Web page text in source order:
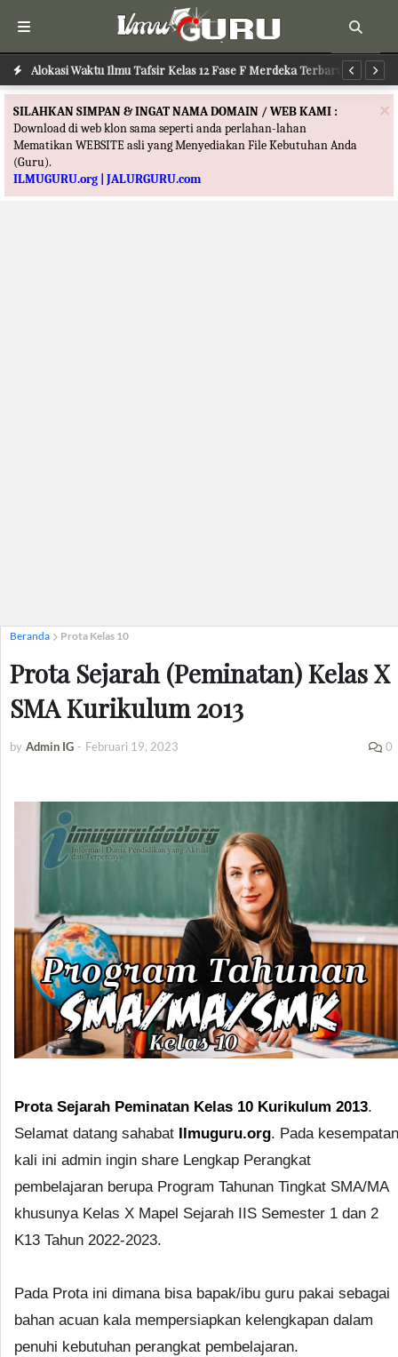
Alokasi Waktu Ilmu Tafsir Kelas 12 Fase F Merdeka Terbaru
×
SILAHKAN SIMPAN & INGAT NAMA DOMAIN / WEB KAMI :
Download di web klon sama seperti anda perlahan-lahan
Mematikan WEBSITE asli yang Menyediakan File Kebutuhan Anda
(Guru).
ILMUGURU.org | JALURGURU.com
Beranda Prota Kelas 10
Prota Sejarah (Peminatan) Kelas X
SMA Kurikulum 2013
by Admin IG - Februari 19, 2023 0
Prota Sejarah Peminatan Kelas 10 Kurikulum 2013.
Selamat datang sahabat
Ilmuguru.org. Pada kesempatan
kali ini admin ingin share Lengkap Perangkat
pembelajaran berupa Program Tahunan Tingkat SMA/MA
khusunya Kelas X Mapel Sejarah IIS Semester 1 dan 2
K13 Tahun 2022-2023.
Pada Prota ini dimana bisa bapak/ibu guru pakai sebagai
bahan acuan kala mempersiapkan kelengkapan dalam
penuhi kebutuhan perangkat pembelajaran.